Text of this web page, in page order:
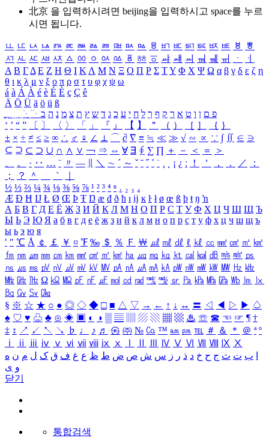
北京 을 입력하시려면 beijing을 입력하시고 space를 누르
시면 됩니다.
ㅥ ㅦ ㅧ ㅨ ㅩ ㅪ ㅫ ㅬ ㅭ ㅮ ㅯ ㅰ ㅱ ㅲ ㅳ ㅴ ㅵ ㅶ ㅷ ㅸ
ㅹ
ㅺ ㅻ ㅼ ㅽ ㅾ ㅿ ㆀ ㆁ ㆂ ㆃ ㆄ ㆅ ㆆ ㆇ ㆈ ㆉ ㆊ ㆋ ㆌ ㆍ
ㆎ
Α Β ΓΔ Ε Ζ Η Θ Ι ΚΛ Μ Ν Ξ Ο Π Ρ Σ ΤΥ Φ Χ Ψ Ω α β γ δ ε ζ η
θ ι κ λ μ ν ξ ο π ρ σ τ υ φ χ ψ ω
á à Á À é è É È ç Ç ê
Ä Ö Ü ä ö ü ß
ִֶֹ ֻּ ׁׂ פ ם ן ו ט א ר ק ף ך ל ח י ע כ ג ד ש ץ ת צ מ נ ה ב
‘ ’ “ ” 〔 〕 〈 〉 「 」 『 』 【 】 ＂ （ ） ［ ］ ｛ ｝
± × ÷ ≠ ≤ ≥ ∞ ∴ ♂ ♀ ∠ ⊥ ⌒ ∂ ∇ ≡ ≒ ≪ ≫ √ ∽ ∝ ∵ ∫ ∬ ∈ ∋
⊆ ⊇ ⊂ ⊃ ∪ ∩ ∧ ∨ ￢ ⇒ ⇔ ∀ ∃ ∮ ∑ ∏ ＋ － ＜ ＝
＞
、
。 · ‥ … ¨ 〃 ― ＼ ∼ ´ ～ ˇ ˘ ˝ ˚ ˙ ¸ ¡ ¿ ː ！ ＇ ， ． ／
：
；
？ ＾ ｀
½ ⅓ ⅔ ¼ ¾ ⅛ ⅜ ⅝ ⅞ ¹ ² ³ ⁴ ⁿ ₁ ₂ ₃ ₄
Æ Ð Ħ Ĳ Ł Ø Œ Þ Ŧ Ŋ æ đ ð ħ ı ĳ ĸ ŀ ł ø œ ß þ ŧ ŋ ŉ
А Б В Г Д Е Ё Ж З И Й К Л М Н О П Р С Т У Ф Х Ц Ч Ш Щ Ъ
Ы Ь Э Ю Я а б в г д е ё ж з и й к л м н о п р с т у ф х ц ч ш щ ъ
ы ь э ю я
′ ″ ℃ Å ￠ ￡ ￥ ¤ ℉ ‰ ＄ ％ Ｆ ￦ ㎕ ㎖ ㎗ ℓ ㎘ ㏄ ㎣ ㎤ ㎥ ㎦
㎙ ㎚ ㎛ ㎜ ㎝ ㎞ ㎟ ㎠ ㎡ ㎢ ㏊ ㎍ ㎎ ㎏ ㏏ ㎈ ㎉ ㏈ ㎧ ㎨ ㎰
㎱ ㎲ ㎳ ㎴ ㎵ ㎶ ㎷ ㎸ ㎹ ㎀ ㎁ ㎂ ㎃ ㎄ ㎺ ㎻ ㎽ ㎾ ㎿ ㎐ ㎑
㎒ ㎓ ㎔ Ω ㏀ ㏁ ㎊ ㎋ ㎌ ㏖ ㏅ ㎭ ㎮ ㎯ ㏛ ㎩ ㎪ ㎫ ㎬ ㏝ ㏐
㏓
㏃ ㏉ ㏜ ㏆
§ ※ ☆ ★ ○ ● ◎ ◇ ◆ □ ■ △ ▽ → ← ↑ ↓ ↔ 〓 ◁ ◀ ▷ ▶ ♤
♠ ♡ ♥ ♧ ♣ ⊙ ◈ ▣ ◐ ◑ ▒ ▤ ▨ ▧ ▦ ▩ ♨ ☏ ☎ ☜ ☞ ¶ †
‡ ↕ ↗ ↙ ↖ ↘ ♭ ♩ ♪ ♬ ㉿ ㈜ № ㏇ ™ ㏂ ㏘ ℡ ＃ ＆ ＊ ＠ ª º
ⅰ
ⅱ ⅲ ⅳ ⅴ ⅵ ⅶ ⅷ ⅸ ⅹ Ⅳ Ⅴ Ⅵ Ⅶ Ⅷ Ⅸ Ⅹ
ب ت ث ج ح خ د ذ ر ز س ش ص ض ط ظ ع غ ف ق ک ل م ن ه
و ی
닫기
통합검색